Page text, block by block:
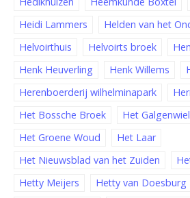
Heidi Lammers
Helden van het
Helvoirthuis
Helvoirts broek
Henk Heuverling
Henk Willems
Herenboerderij wilhelminapark
Het Bossche Broek
Het Galgenwiel
Het Groene Woud
Het Laar
Het Nieuwsblad van het Zuiden
Hetty Meijers
Hetty van Doesburg